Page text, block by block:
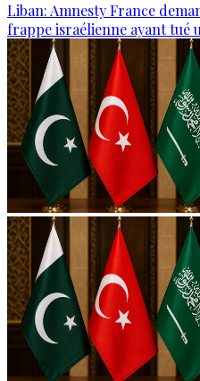
Liban: Amnesty France
frappe israélienne ayant tué